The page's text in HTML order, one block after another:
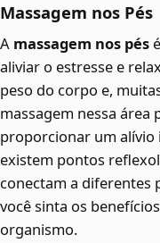
Massagem nos Pés
A massagem nos pés
aliviar o estresse e
peso do corpo e,
massagem nessa área
proporcionar um alívio
existem pontos
conectam a diferentes
você sinta os
organismo.